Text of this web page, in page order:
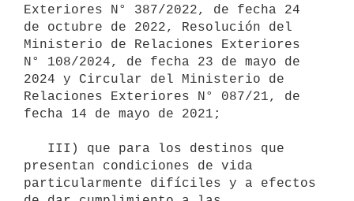
Exteriores N° 387/2022, de fecha 24
de octubre de 2022, Resolución del
Ministerio de Relaciones Exteriores
N° 108/2024, de fecha 23 de mayo de
2024 y Circular del Ministerio de
Relaciones Exteriores N° 087/21, de
fecha 14 de mayo de 2021;
presentan condiciones de vida
particularmente difíciles y a efectos